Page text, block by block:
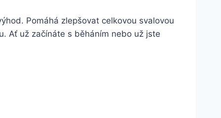
Pomáhá zlepšovat celkovou svalovou
Ať už začínáte s běháním nebo už jste